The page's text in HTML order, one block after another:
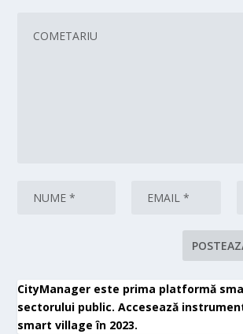
CityManager este prima platformă
sectorului public. Accesează
smart village în 2023.